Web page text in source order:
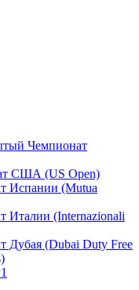
Чемпионат
США (US Open)
Испании (Mutua
Италии (Internazionali
Дубая (Dubai Duty Free